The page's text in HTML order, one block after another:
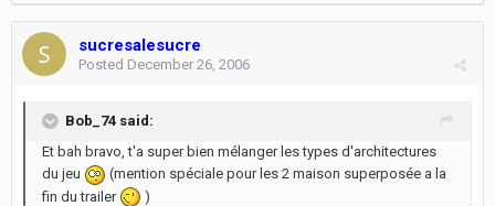
sucresalesucre
Posted December 26, 2006
Bob_74 said:
Et bah bravo, t'a super bien mélanger les types d'architectures
du jeu
(mention spéciale pour les 2 maison superposée a la
fin du trailer
)